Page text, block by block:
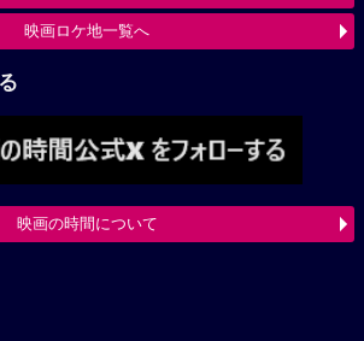
映画ロケ地一覧へ
映画の時間について